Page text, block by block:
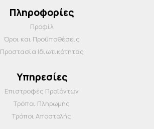
Πληροφορίες
Προφίλ
Όροι και Προΰποθέσεις
Προστασία Ιδιωτικότητας
Υπηρεσίες
Επιστροφές Προϊόντων
Τρόποι Πληρωμής
Τρόποι Αποστολής